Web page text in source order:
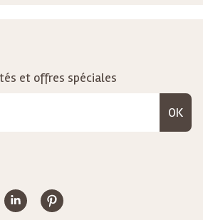
et offres spéciales
OK